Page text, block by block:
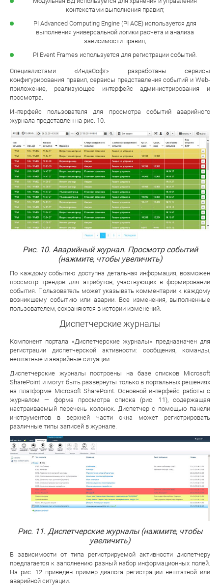
контекстами выполнения правил;
PI Advanced Computing Engine (PI ACE) используется для
выполнения универсальной логики расчета и анализа
зависимости правил;
PI Event Frames используется для регистрации событий.
Специалистами «ИндаСофт» разработаны сервисы
конфигурирования правил, сервисы представления событий и Web-
приложение, реализующее интерфейс администрирования и
просмотра.
Интерфейс пользователя для просмотра событий аварийного
журнала представлен на рис. 10.
Рис. 10. Аварийный журнал. Просмотр событий
(нажмите, чтобы увеличить)
По каждому событию доступна детальная информация, возможен
просмотр трендов для атрибутов, участвующих в формировании
события. Пользователь может указывать комментарии к каждому
возникшему событию или аварии. Все изменения, выполненные
пользователем, сохраняются в истории изменений.
Диспетчерские журналы
Компонент портала «Диспетчерские журналы» предназначен для
регистрации диспетчерской активности: сообщения, команды,
нештатные и аварийные ситуации.
Диспетчерские журналы построены на базе списков Microsoft
SharePoint и могут быть развернуты только в портальных решениях
на платформе Microsoft SharePoint. Основной интерфейс работы с
журналом — форма просмотра списка (рис. 11), содержащая
настраиваемый перечень колонок. Диспетчер с помощью панели
инструментов в верхней части окна может регистрировать
различные типы записей в журнале.
Рис. 11. Диспетчерские журналы (нажмите, чтобы
увеличить)
В зависимости от типа регистрируемой активности диспетчеру
предлагается к заполнению разный набор информационных полей.
На рис. 12 приведен пример диалога регистрации нештатной или
аварийной ситуации.